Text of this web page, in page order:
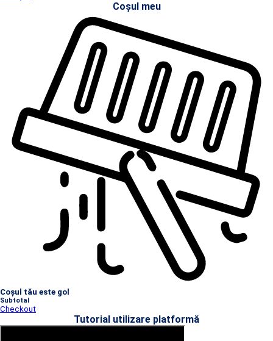
Coșul meu
Coșul tău este gol
Subtotal
Checkout
Tutorial utilizare platformă